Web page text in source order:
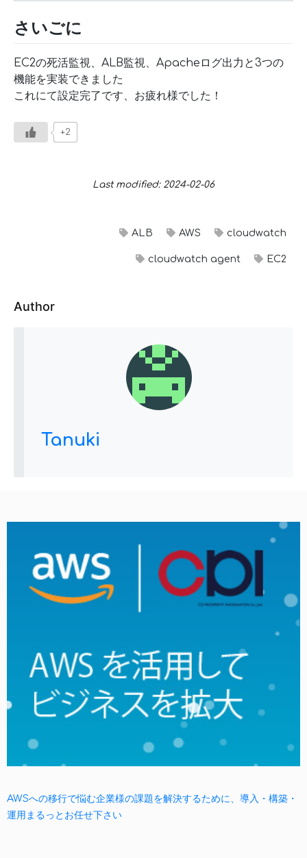
AWSへの移行で悩む企業様の課題を解決するために、導入・構築・
運用まるっとお任せ下さい
さいごに
EC2の死活監視、ALB監視、Apacheログ出力と3つの
機能を実装できました
これにて設定完了です、お疲れ様でした！
+2
Last modified: 2024-02-06
ALB AWS cloudwatch
cloudwatch agent EC2
Author
Tanuki